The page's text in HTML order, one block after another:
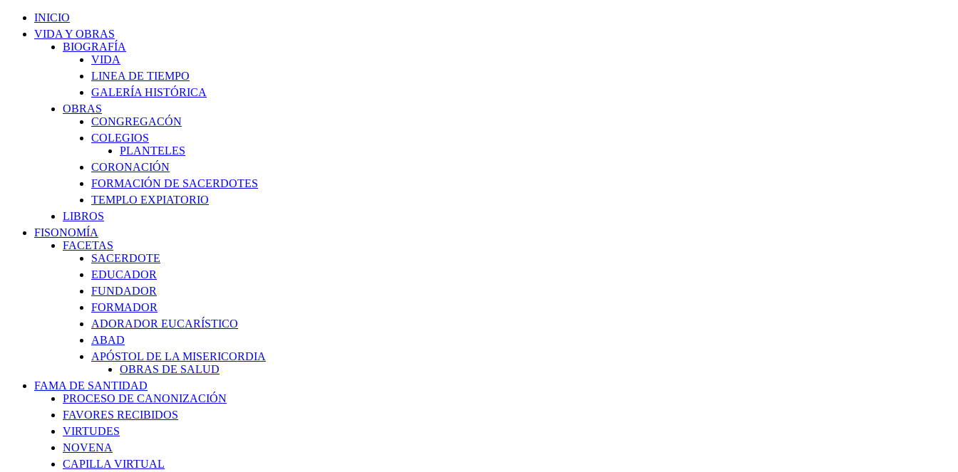
INICIO
VIDA Y OBRAS
BIOGRAFÍA
VIDA
LINEA DE TIEMPO
GALERÍA HISTÓRICA
OBRAS
CONGREGACÓN
COLEGIOS
PLANTELES
CORONACIÓN
FORMACIÓN DE SACERDOTES
TEMPLO EXPIATORIO
LIBROS
FISONOMÍA
FACETAS
SACERDOTE
EDUCADOR
FUNDADOR
FORMADOR
ADORADOR EUCARÍSTICO
ABAD
APÓSTOL DE LA MISERICORDIA
OBRAS DE SALUD
FAMA DE SANTIDAD
PROCESO DE CANONIZACIÓN
FAVORES RECIBIDOS
VIRTUDES
NOVENA
CAPILLA VIRTUAL